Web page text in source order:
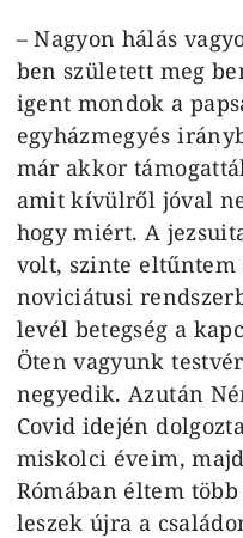
– Nagyon hálás
ben született meg
igent mondok a
egyházmegyés
már akkor
amit kívülről jóval
hogy miért. A
volt, szinte eltűntem
noviciátusi
levél betegség a
Öten vagyunk
negyedik. Azután
Covid idején
miskolci éveim,
Rómában éltem
leszek újra a